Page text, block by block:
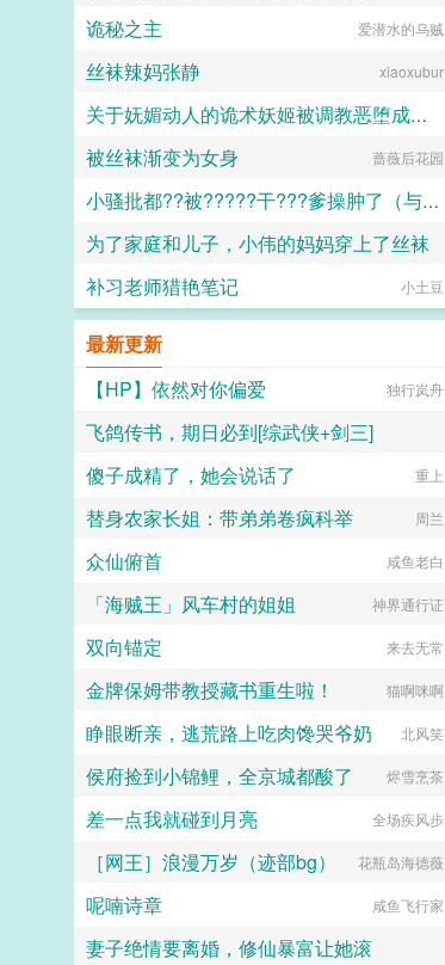
诡秘之主 爱潜水的乌贼
丝袜辣妈张静 xiaoxubur
关于妩媚动人的诡术妖姬被调教恶堕成媚黑母猪乐芙兰的这档子事
F心R
被丝袜渐变为女身 蔷薇后花园
小骚批都??被?????干???爹操肿了（与狼共枕）
百无禁忌
为了家庭和儿子，小伟的妈妈穿上了丝袜
daokee
补习老师猎艳笔记 小土豆
最新更新
【HP】依然对你偏爱
独行岚舟
飞鸽传书，期日必到[综武侠+剑三]
花与剑与简
傻子成精了，她会说话了 重上
替身农家长姐：带弟弟卷疯科举 周兰
众仙俯首 咸鱼老白
「海贼王」风车村的姐姐 神界通行证
双向锚定 来去无常
金牌保姆带教授藏书重生啦！ 猫啊咪啊
睁眼断亲，逃荒路上吃肉馋哭爷奶 北风笑
侯府捡到小锦鲤，全京城都酸了 烬雪烹茶
差一点我就碰到月亮 全场疾风步
［网王］浪漫万岁（迹部bg） 花瓶岛海德薇
呢喃诗章 咸鱼飞行家
妻子绝情要离婚，修仙暴富让她滚